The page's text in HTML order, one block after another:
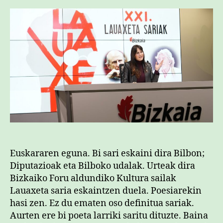
Euskararen eguna. Bi sari eskaini dira Bilbon;
Diputazioak eta Bilboko udalak. Urteak dira
Bizkaiko Foru aldundiko Kultura sailak
Lauaxeta saria eskaintzen duela. Poesiarekin
hasi zen. Ez du ematen oso definitua sariak.
Aurten ere bi poeta larriki saritu dituzte. Baina